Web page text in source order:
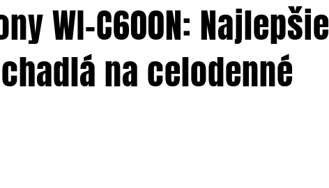
WI-C600N: Najlepšie
na celodenné